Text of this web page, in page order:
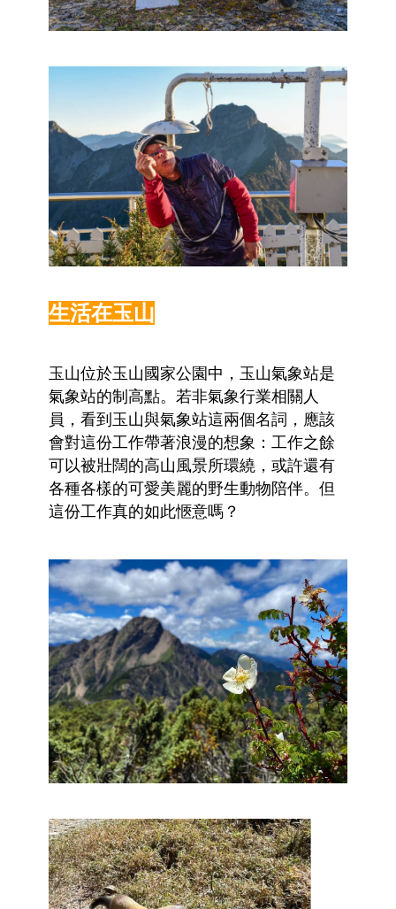
生活在玉山
玉山位於玉山國家公園中，玉山氣象站是
氣象站的制高點。若非氣象行業相關人
員，看到玉山與氣象站這兩個名詞，應該
會對這份工作帶著浪漫的想象：工作之餘
可以被壯闊的高山風景所環繞，或許還有
各種各樣的可愛美麗的野生動物陪伴。但
這份工作真的如此愜意嗎？